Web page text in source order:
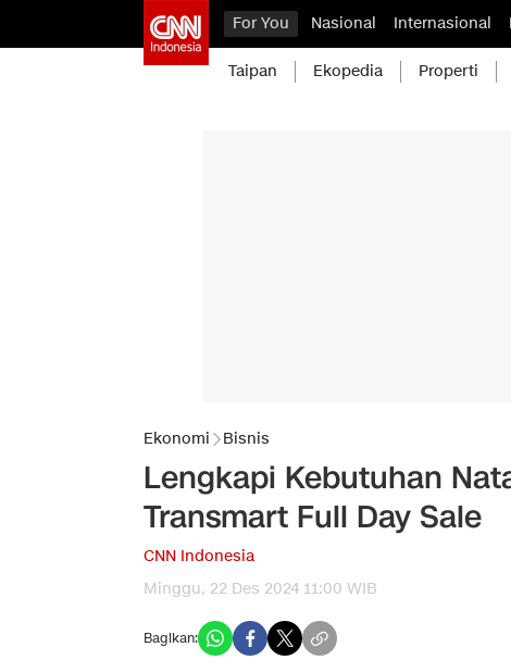
For You Nasional Internasional
Taipan Ekopedia Properti
Ekonomi Bisnis
Lengkapi Kebutuhan
Transmart Full Day Sale
CNN Indonesia
Minggu, 22 Des 2024 11:00 WIB
Bagikan: